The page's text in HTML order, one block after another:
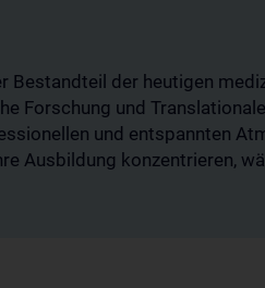
Bestandteil der heutigen
Forschung und
und entspannten
Ausbildung konzentrieren,